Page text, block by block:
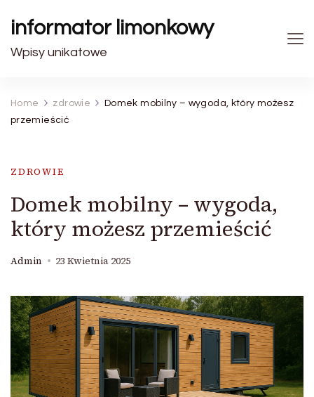
informator limonkowy
Wpisy unikatowe
Home zdrowie
Domek mobilny – wygoda, który możesz
przemieścić
ZDROWIE
Domek mobilny – wygoda,
który możesz przemieścić
Admin 23 Kwietnia 2025